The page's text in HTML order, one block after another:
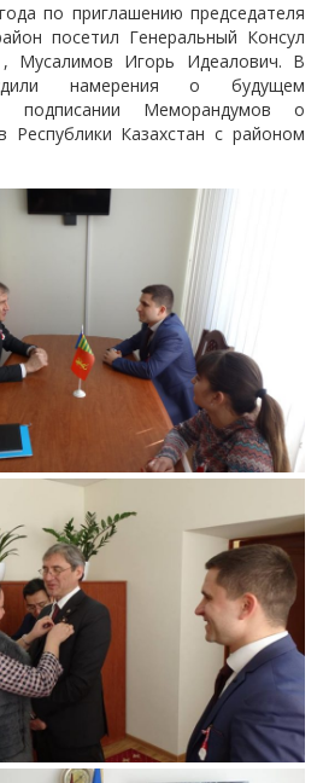
по приглашению председателя
посетил Генеральный Консул
, Мусалимов Игорь Идеалович. В
намерения о будущем
подписании Меморандумов о
Республики Казахстан с районом